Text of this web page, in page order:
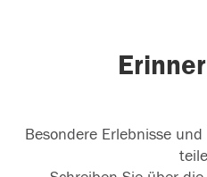
Besondere Erlebnisse